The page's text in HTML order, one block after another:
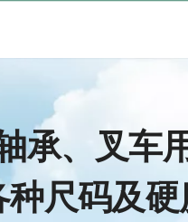
承、叉车
尺码及